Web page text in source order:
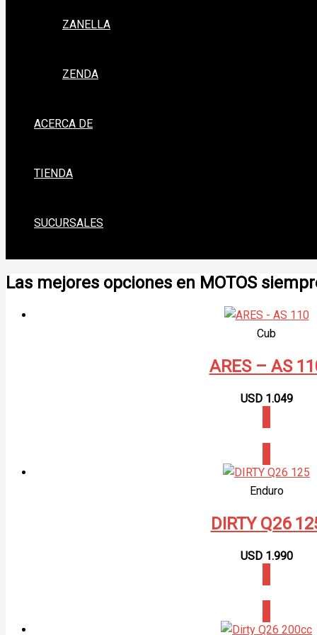
ZANELLA
ZENDA
ACERCA DE
TIENDA
SUCURSALES
Las mejores opciones en MOTOS
Cub
ARES – AS
USD 1.049
Enduro
DIRTY Q26
USD 1.990